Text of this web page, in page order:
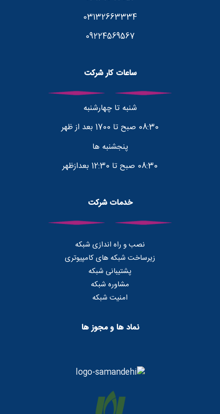
03132663334
09224569567
ساعات کار شرکت
شنبه تا چهارشنبه
08:30 صبح تا 1700 بعد از ظهر
پنجشنبه ها
08:30 صبح تا 12:30 بعدازظهر
خدمات شرکت
نصب و راه اندازی شبکه
زیرساخت شبکه های کامپیوتری
پشتیبانی شبکه
مشاوره شبکه
امنیت شبکه
نماد ها و مجوز ها